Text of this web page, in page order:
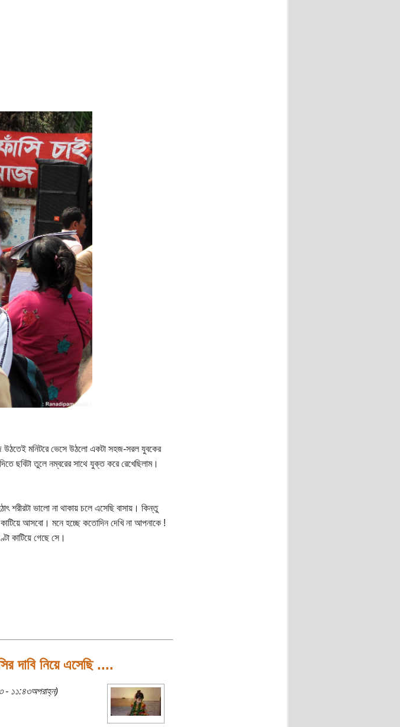
উঠতেই মনিটরে ভেসে উঠলো একটা সহজ-সরল যুবকের
ছবিটা তুলে নম্বরের সাথে যুক্ত করে রেখেছিলাম।
শরীরটা ভালো না থাকায় চলে এসেছি বাসায়। কিন্তু
আসবো। মনে হচ্ছে কতোদিন দেখি না আপনাকে !
কাটিয়ে গেছে সে।
দাবি নিয়ে এসেছি ....
- ১১:৪৩অপরাহ্ন)